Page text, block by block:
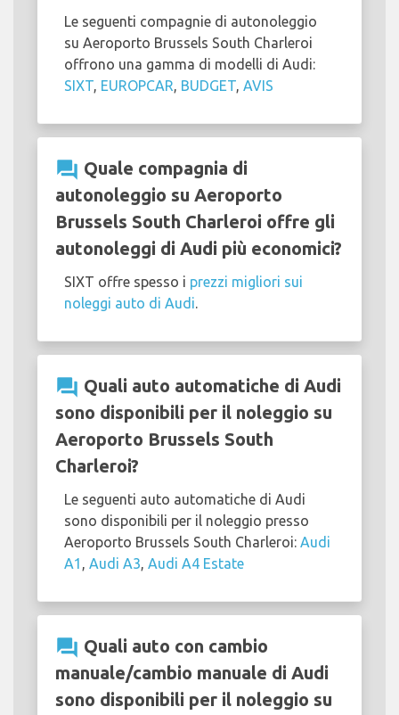
Le seguenti compagnie di autonoleggio
su Aeroporto Brussels South Charleroi
offrono una gamma di modelli di Audi:
SIXT, EUROPCAR, BUDGET, AVIS
question_answer Quale compagnia di
autonoleggio su Aeroporto
Brussels South Charleroi offre gli
autonoleggi di Audi più economici?
SIXT offre spesso i prezzi migliori sui
noleggi auto di Audi.
question_answer Quali auto automatiche di Audi
sono disponibili per il noleggio su
Aeroporto Brussels South
Charleroi?
Le seguenti auto automatiche di Audi
sono disponibili per il noleggio presso
Aeroporto Brussels South Charleroi: Audi
A1 , Audi A3, Audi A4 Estate
question_answer Quali auto con cambio
manuale/cambio manuale di Audi
sono disponibili per il noleggio su